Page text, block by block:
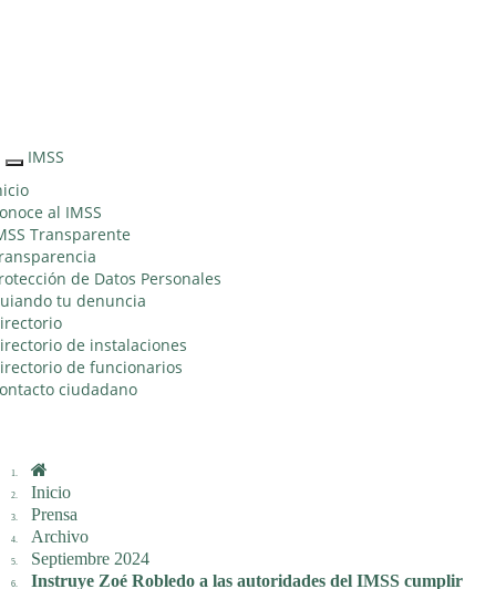
Interruptor
de
Navegación
IMSS
al IMSS
Transparente
de Datos Personales
tu denuncia
de instalaciones
de funcionarios
ciudadano
Inicio
Prensa
Archivo
Septiembre 2024
Instruye Zoé Robledo a las autoridades del IMSS cumplir